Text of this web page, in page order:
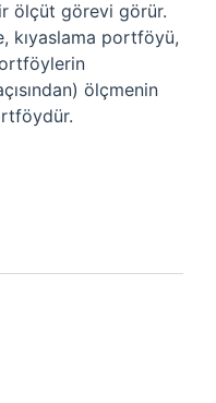
ölçüt görevi görür.
kıyaslama portföyü,
ölçmenin